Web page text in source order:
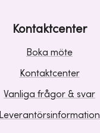
Kontaktcenter
Boka möte
Kontaktcenter
Vanliga frågor & svar
Leverantörsinformation